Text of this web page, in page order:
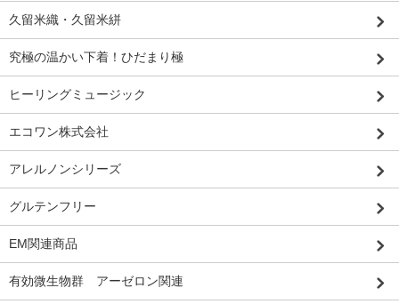
久留米織・久留米絣
究極の温かい下着！ひだまり極
ヒーリングミュージック
エコワン株式会社
アレルノンシリーズ
グルテンフリー
EM関連商品
有効微生物群 アーゼロン関連